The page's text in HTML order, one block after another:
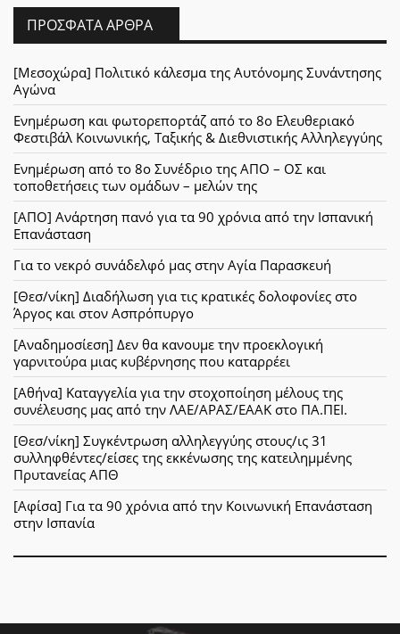
ΠΡΌΣΦΑΤΑ ΆΡΘΡΑ
[Μεσοχώρα] Πολιτικό κάλεσμα της Αυτόνομης Συνάντησης
Αγώνα
Ενημέρωση και φωτορεπορτάζ από το 8ο Ελευθεριακό
Φεστιβάλ Κοινωνικής, Ταξικής & Διεθνιστικής Αλληλεγγύης
Ενημέρωση από το 8ο Συνέδριο της ΑΠΟ – ΟΣ και
τοποθετήσεις των ομάδων – μελών της
[ΑΠΟ] Ανάρτηση πανό για τα 90 χρόνια από την Ισπανική
Επανάσταση
Για το νεκρό συνάδελφό μας στην Αγία Παρασκευή
[Θεσ/νίκη] Διαδήλωση για τις κρατικές δολοφονίες στο
Άργος και στον Ασπρόπυργο
[Αναδημοσίεση] Δεν θα κανουμε την προεκλογική
γαρνιτούρα μιας κυβέρνησης που καταρρέει
[Αθήνα] Καταγγελία για την στοχοποίηση μέλους της
συνέλευσης μας από την ΛΑΕ/ΑΡΑΣ/ΕΑΑΚ στο ΠΑ.ΠΕΙ.
[Θεσ/νίκη] Συγκέντρωση αλληλεγγύης στους/ις 31
συλληφθέντες/είσες της εκκένωσης της κατειλημμένης
Πρυτανείας ΑΠΘ
[Αφίσα] Για τα 90 χρόνια από την Κοινωνική Επανάσταση
στην Ισπανία